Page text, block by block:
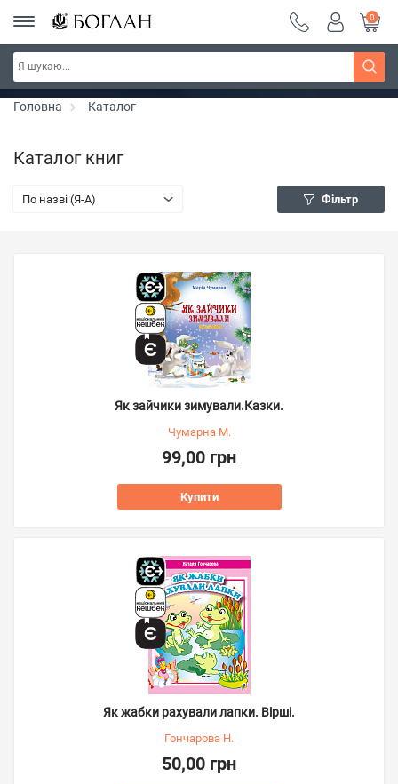
РОЗПРОДАЖ ~ 150 грн ~ 200 грн ~ 250 грн ~
300 грн ~ РОЗПРОДАЖ
Дізнатись більше
0
Головна Каталог
Каталог книг
По назві (Я-А) Фільтр
Як зайчики зимували.Казки.
Чумарна М.
99,00 грн
Купити
Як жабки рахували лапки. Вірші.
Гончарова Н.
50,00 грн